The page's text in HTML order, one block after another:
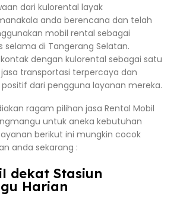
dari kulorental layak
anda berencana dan telah
mobil rental sebagai
di Tangerang Selatan.
dengan kulorental sebagai satu
transportasi terpercaya dan
dari pengguna layanan mereka.
ragam pilihan jasa Rental Mobil
untuk aneka kebutuhan
berikut ini mungkin cocok
anda sekarang :
dekat Stasiun
Harian